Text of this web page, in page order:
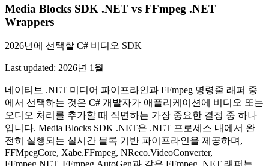
Media Blocks SDK .NET vs FFmpeg .NET
Wrappers
2026년에 선택할 C# 비디오 SDK
Last updated: 2026년 1월
네이티브 .NET 미디어 파이프라인과 FFmpeg 명령줄 래퍼 중
에서 선택하는 것은 C# 개발자가 애플리케이션에 비디오 또는
오디오 처리를 추가할 때 직면하는 가장 중요한 결정 중 하나
입니다. Media Blocks SDK .NET은 .NET 프로세스 내에서 완
전히 실행되는 실시간 블록 기반 파이프라인을 제공하며,
FFMpegCore, Xabe.FFmpeg, NReco.VideoConverter,